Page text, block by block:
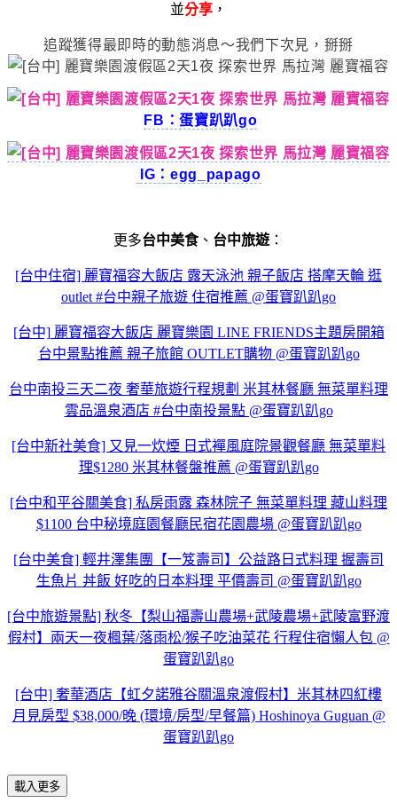
並分享 ，
追蹤獲得最即時的動態消息～我們下次見，掰掰
FB：蛋寶趴趴go
IG：egg_papago
更多台中美食、 台中旅遊 ：
[台中住宿] 麗寶福容大飯店 露天泳池 親子飯店 搭摩天輪 逛
outlet #台中親子旅遊 住宿推薦 @蛋寶趴趴go
[台中] 麗寶福容大飯店 麗寶樂園 LINE FRIENDS主題房開箱
台中景點推薦 親子旅館 OUTLET購物 @蛋寶趴趴go
台中南投三天二夜 奢華旅遊行程規劃 米其林餐廳 無菜單料理
雲品溫泉酒店 #台中南投景點 @蛋寶趴趴go
[台中新社美食] 又見一炊煙 日式襌風庭院景觀餐廳 無菜單料
理$1280 米其林餐盤推薦 @蛋寶趴趴go
[台中和平谷關美食] 私房雨露 森林院子 無菜單料理 藏山料理
$1100 台中秘境庭園餐廳民宿花園農場 @蛋寶趴趴go
[台中美食] 輕井澤集團【一笈壽司】公益路日式料理 握壽司
生魚片 丼飯 好吃的日本料理 平價壽司 @蛋寶趴趴go
[台中旅遊景點] 秋冬【梨山福壽山農場+武陵農場+武陵富野渡
假村】兩天一夜楓葉/落雨松/猴子吃油菜花 行程住宿懶人包 @
蛋寶趴趴go
[台中] 奢華酒店【虹夕諾雅谷關溫泉渡假村】米其林四紅樓
月見房型 $38,000/晚 (環境/房型/早餐篇) Hoshinoya Guguan @
蛋寶趴趴go
載入更多